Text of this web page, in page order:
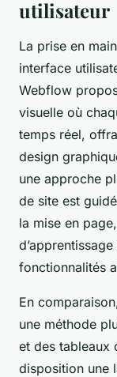
utilisateur
La prise en
interface
Webflow
visuelle où
temps réel,
design
une approche
de site est
la mise en
fonctionnalités
En
une méthode
et des tableaux
disposition une